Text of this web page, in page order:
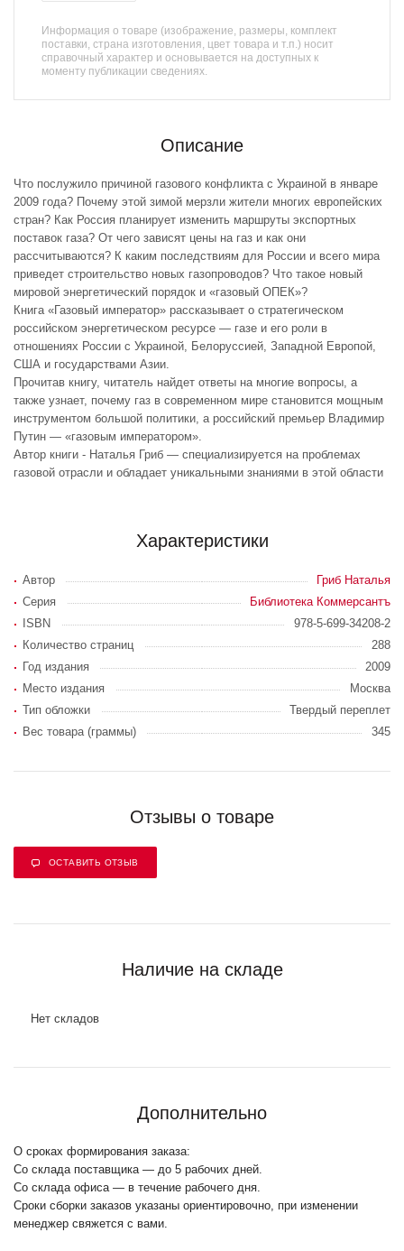
Информация о товаре (изображение, размеры, комплект
поставки, страна изготовления, цвет товара и т.п.) носит
справочный характер и основывается на доступных к
моменту публикации сведениях.
Описание
Что послужило причиной газового конфликта с Украиной в январе
2009 года? Почему этой зимой мерзли жители многих европейских
стран? Как Россия планирует изменить маршруты экспортных
поставок газа? От чего зависят цены на газ и как они
рассчитываются? К каким последствиям для России и всего мира
приведет строительство новых газопроводов? Что такое новый
мировой энергетический порядок и «газовый ОПЕК»?
Книга «Газовый император» рассказывает о стратегическом
российском энергетическом ресурсе — газе и его роли в
отношениях России с Украиной, Белоруссией, Западной Европой,
США и государствами Азии.
Прочитав книгу, читатель найдет ответы на многие вопросы, а
также узнает, почему газ в современном мире становится мощным
инструментом большой политики, а российский премьер Владимир
Путин — «газовым императором».
Автор книги - Наталья Гриб — специализируется на проблемах
газовой отрасли и обладает уникальными знаниями в этой области
Характеристики
Автор
Гриб Наталья
Серия
Библиотека Коммерсантъ
ISBN
978-5-699-34208-2
Количество страниц
288
Год издания
2009
Место издания
Москва
Тип обложки
Твердый переплет
Вес товара (граммы)
345
Отзывы о товаре
ОСТАВИТЬ ОТЗЫВ
Наличие на складе
Нет складов
Дополнительно
О сроках формирования заказа:
Со склада поставщика — до 5 рабочих дней.
Со склада офиса — в течение рабочего дня.
Сроки сборки заказов указаны ориентировочно, при изменении
менеджер свяжется с вами.